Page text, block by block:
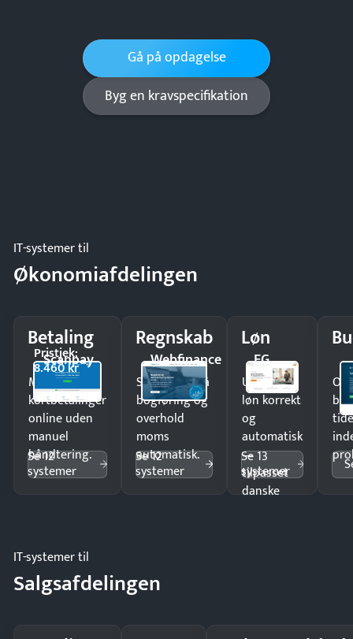
Gå på opdagelse
Byg en kravspecifikation
IT-systemer til
Økonomiafdelingen
Betaling
Scanpay
Pristjek:
8.460 kr
Modtag
kortbetalinger
online uden
manuel
håndtering.
Se 12
systemer
Regnskab
Webfinance
Spar timer på
bogføring og
overhold
moms
automatisk.
Se 12
systemer
Løn
EG
Udbetal
løn korrekt
og
automatisk
—
tilpasset
danske
Se 13
systemer
IT-systemer til
Salgsafdelingen